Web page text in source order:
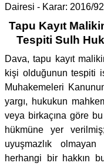
Dairesi - Karar: 2016/
Tapu Kayıt
Tespiti Sulh
Dava, tapu kayıt
kişi olduğunun tespiti
Muhakemeleri
yargı, hukukun
veya birkaçına göre
hükmüne yer
uyuşmazlık
herhangi bir hakkın